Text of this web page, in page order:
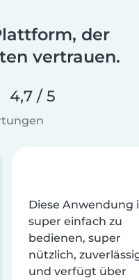
der
vertrauen.
4,7 / 5
Diese Anwendung
super einfach zu
bedienen, super
nützlich,
und verfügt über